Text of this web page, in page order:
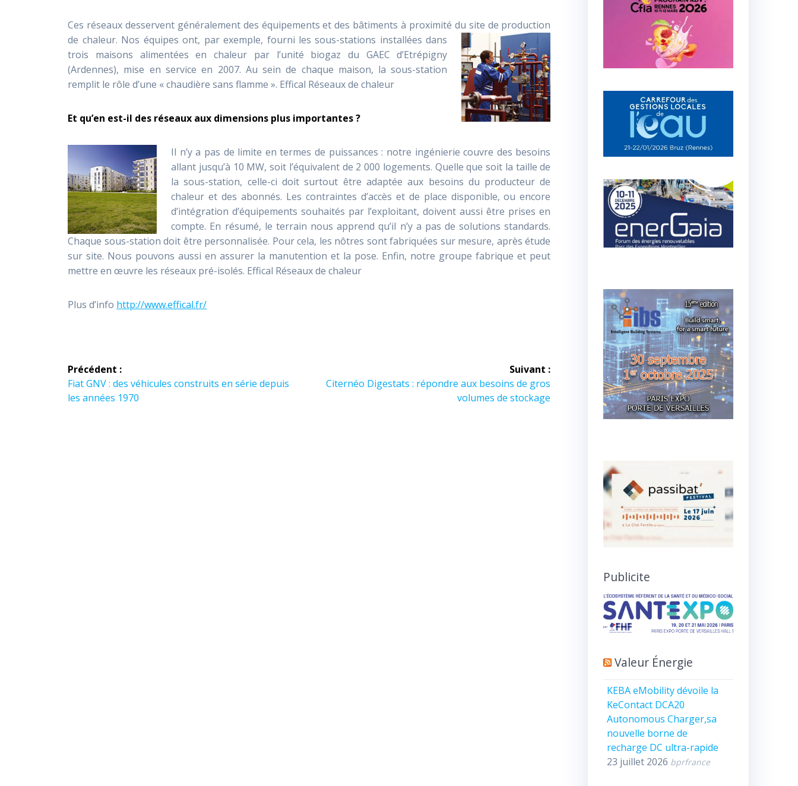
Ces réseaux desservent généralement des équipements et des bâtiments à proximité du site de production
de chaleur. Nos équipes ont, par exemple, fourni les sous-stations installées dans
trois maisons alimentées en chaleur par l’unité biogaz du GAEC d’Etrépigny
(Ardennes), mise en service en 2007. Au sein de chaque maison, la sous-station
remplit le rôle d’une « chaudière sans flamme ». Effical Réseaux de chaleur
Et qu’en est-il des réseaux aux dimensions plus importantes ?
Il n’y a pas de limite en termes de puissances : notre ingénierie couvre des besoins
allant jusqu’à 10 MW, soit l’équivalent de 2 000 logements. Quelle que soit la taille de
la sous-station, celle-ci doit surtout être adaptée aux besoins du producteur de
chaleur et des abonnés. Les contraintes d’accès et de place disponible, ou encore
d’intégration d’équipements souhaités par l’exploitant, doivent aussi être prises en
compte. En résumé, le terrain nous apprend qu’il n’y a pas de solutions standards.
Chaque sous-station doit être personnalisée. Pour cela, les nôtres sont fabriquées sur mesure, après étude
sur site. Nous pouvons aussi en assurer la manutention et la pose. Enfin, notre groupe fabrique et peut
mettre en œuvre les réseaux pré-isolés. Effical Réseaux de chaleur
Plus d’info http://www.effical.fr/
Navigation
de
Précédent :
Article
précédent :
Fiat GNV : des véhicules construits en série depuis
les années 1970
Suivant :
Article
Citernéo Digestats : répondre aux besoins de gros
volumes de stockage
Publicite
Valeur Énergie
KEBA eMobility dévoile la
KeContact DCA20
Autonomous Charger,sa
nouvelle borne de
recharge DC ultra-rapide
23 juillet 2026 bprfrance